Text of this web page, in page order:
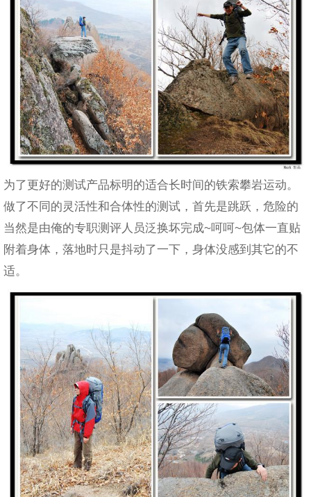
为了更好的测试产品标明的适合长时间的铁索攀岩运动。
做了不同的灵活性和合体性的测试，首先是跳跃，危险的
当然是由俺的专职测评人员泛换坏完成~呵呵~包体一直贴
附着身体，落地时只是抖动了一下，身体没感到其它的不
适。